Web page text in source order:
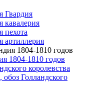
Гвардия
кавалерия
пехота
артиллерия
1804-1810 годов
королевства
обоз Голландского